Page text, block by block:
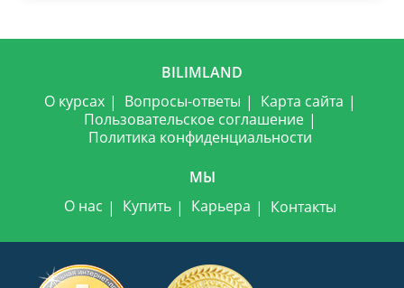
BILIMLAND
О курсах
Вопросы-ответы
Карта сайта
Пользовательское соглашение
Политика конфиденциальности
МЫ
О нас
Купить Карьера Контакты